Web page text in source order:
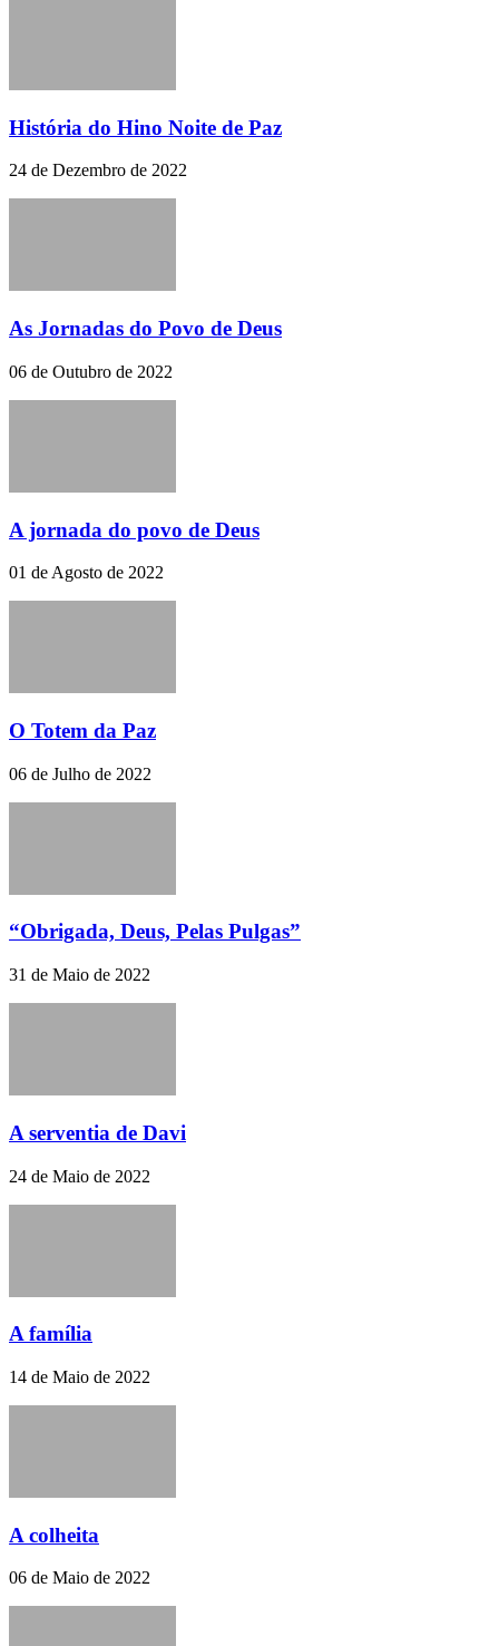
História do Hino Noite de Paz
24 de Dezembro de 2022
As Jornadas do Povo de Deus
06 de Outubro de 2022
A jornada do povo de Deus
01 de Agosto de 2022
O Totem da Paz
06 de Julho de 2022
“Obrigada, Deus, Pelas Pulgas”
31 de Maio de 2022
A serventia de Davi
24 de Maio de 2022
A família
14 de Maio de 2022
A colheita
06 de Maio de 2022